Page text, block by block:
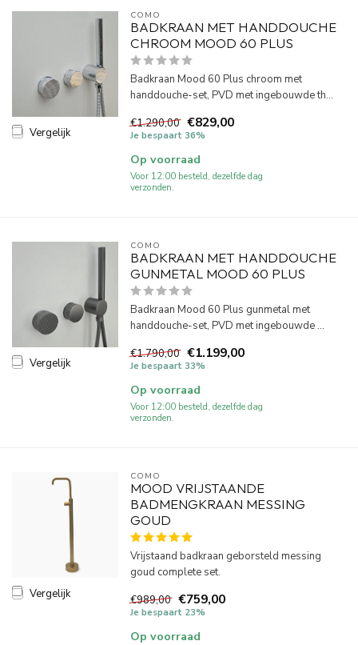
Vergelijk
COMO
BADKRAAN MET HANDDOUCHE
CHROOM MOOD 60 PLUS
Badkraan Mood 60 Plus chroom met
handdouche-set, PVD met ingebouwde th...
€1.290,00 €829,00
Je bespaart 36%
Op voorraad
Voor 12:00 besteld, dezelfde dag
verzonden.
Vergelijk
COMO
BADKRAAN MET HANDDOUCHE
GUNMETAL MOOD 60 PLUS
Badkraan Mood 60 Plus gunmetal met
handdouche-set, PVD met ingebouwde ...
€1.790,00 €1.199,00
Je bespaart 33%
Op voorraad
Voor 12:00 besteld, dezelfde dag
verzonden.
Vergelijk
COMO
MOOD VRIJSTAANDE
BADMENGKRAAN MESSING
GOUD
Vrijstaand badkraan geborsteld messing
goud complete set.
€989,00 €759,00
Je bespaart 23%
Op voorraad